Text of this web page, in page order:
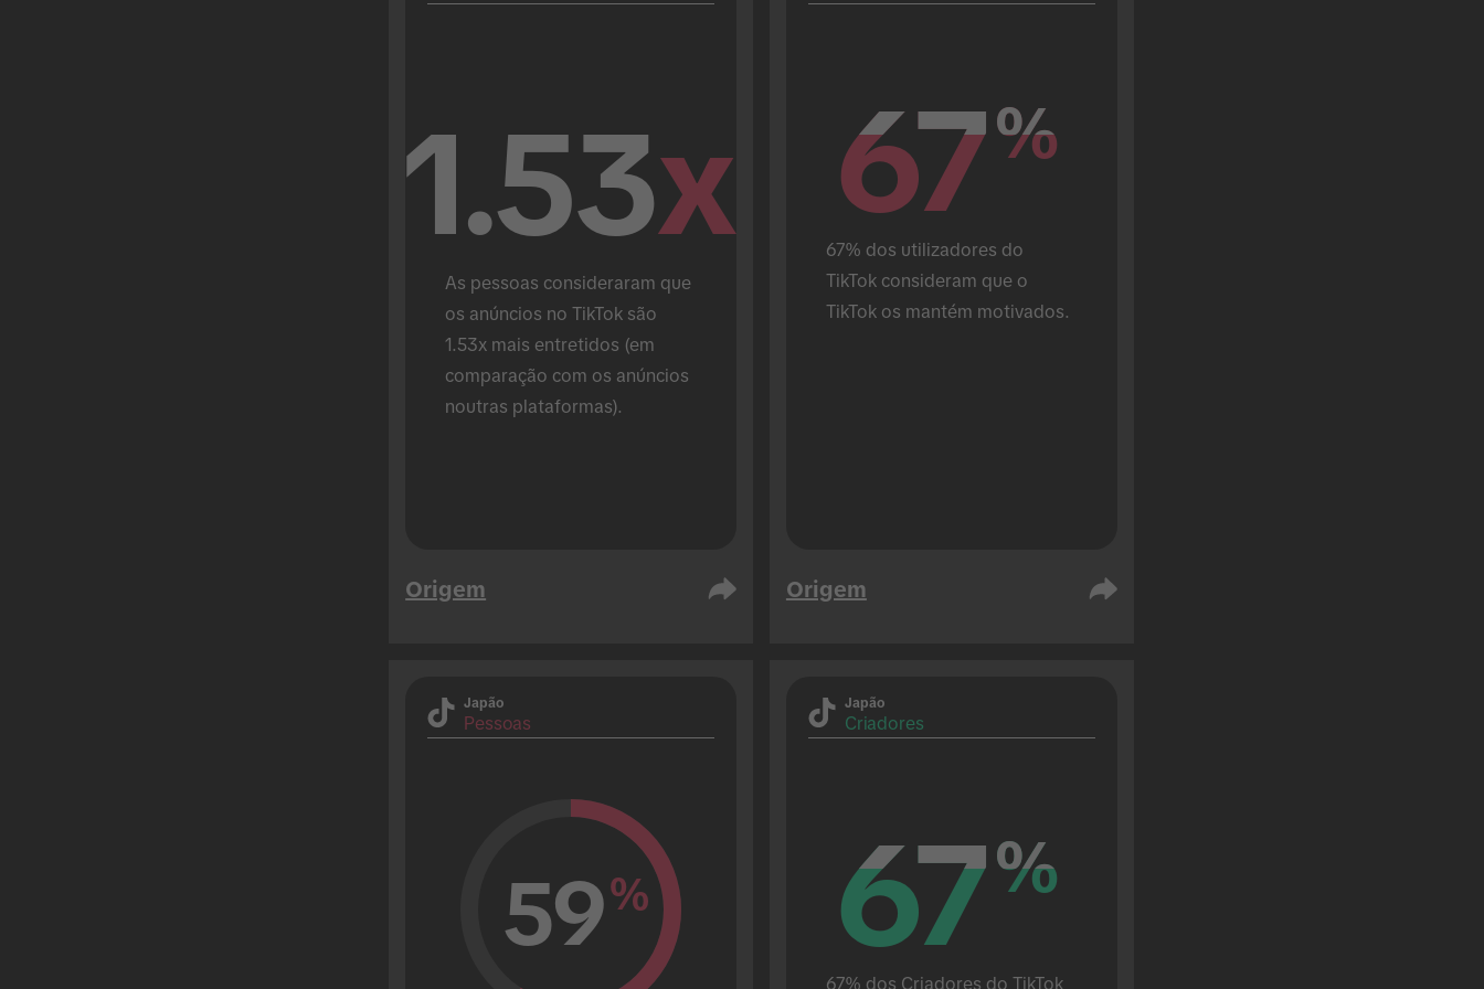
1.53x
As pessoas consideraram que
os anúncios no TikTok são
1.53x mais entretidos (em
comparação com os anúncios
noutras plataformas).
Origem
67%
67%
67% dos utilizadores do
TikTok consideram que o
TikTok os mantém motivados.
Origem
Japão
Pessoas
59%
Japão
Criadores
67%
67%
67% dos Criadores do TikTok